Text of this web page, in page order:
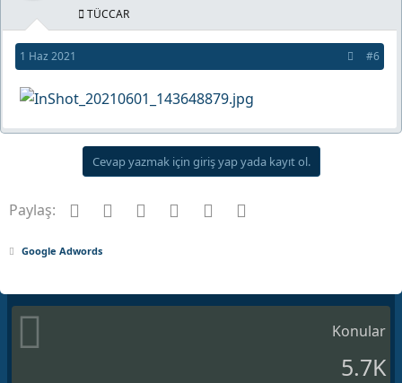
TÜCCAR
1 Haz 2021 #6
Cevap yazmak için giriş yap yada kayıt ol.
Paylaş: Facebook
Twitter Pinterest
Tumblr WhatsApp
Google Adwords
Konular
5.7K